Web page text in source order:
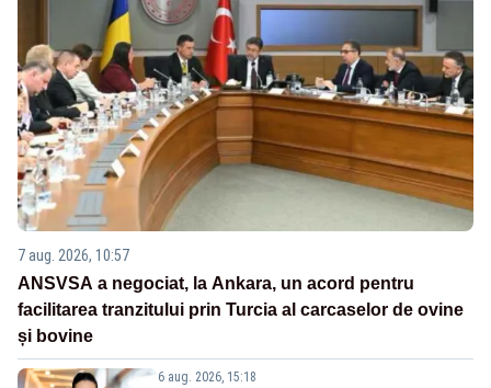
7 aug. 2026, 10:57
ANSVSA a negociat, la Ankara, un acord pentru
facilitarea tranzitului prin Turcia al carcaselor de ovine
și bovine
6 aug. 2026, 15:18